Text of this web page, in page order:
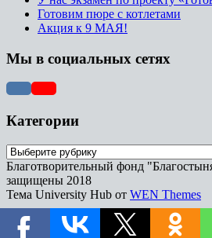
Готовим пюре с котлетами
Акция к 9 МАЯ!
Мы в социальных сетях
Категории
Благотворительный фонд
защищены 2018
Тема University Hub от WEN Themes